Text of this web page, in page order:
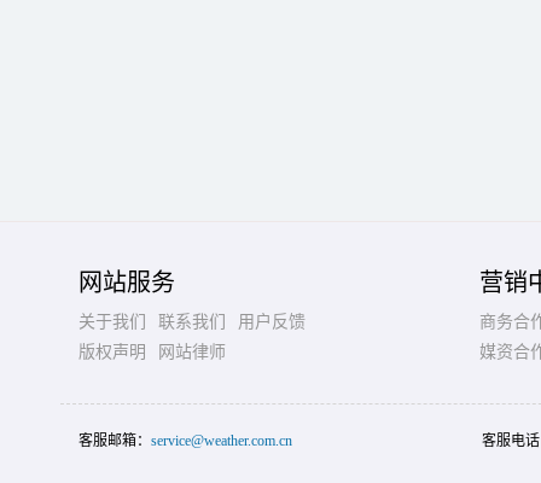
网站服务
关于我们 联系我们
用户反馈
版权声明
网站律师
营销
商务合
媒资合
客服邮箱： service@weather.com.cn 客服电